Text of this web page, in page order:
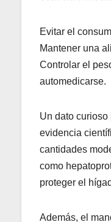
Evitar el
Mantener una
Controlar el
automedicarse.
Un dato
evidencia
cantidades
como
proteger el
Además, el